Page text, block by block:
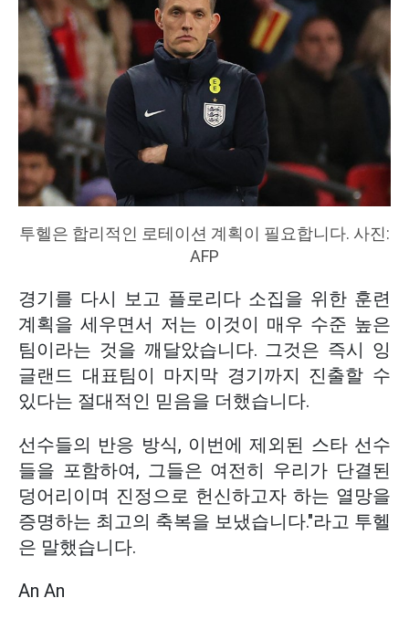
투헬은 합리적인 로테이션 계획이 필요합니다. 사진:
AFP
경기를 다시 보고 플로리다 소집을 위한 훈련
계획을 세우면서 저는 이것이 매우 수준 높은
팀이라는 것을 깨달았습니다. 그것은 즉시 잉
글랜드 대표팀이 마지막 경기까지 진출할 수
있다는 절대적인 믿음을 더했습니다.
선수들의 반응 방식, 이번에 제외된 스타 선수
들을 포함하여, 그들은 여전히 우리가 단결된
덩어리이며 진정으로 헌신하고자 하는 열망을
증명하는 최고의 축복을 보냈습니다."라고 투헬
은 말했습니다.
An An